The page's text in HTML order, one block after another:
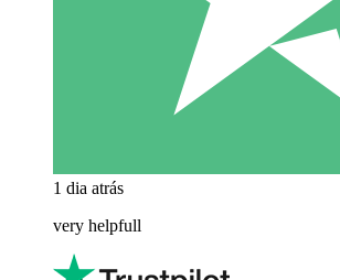
1 dia atrás
very helpfull